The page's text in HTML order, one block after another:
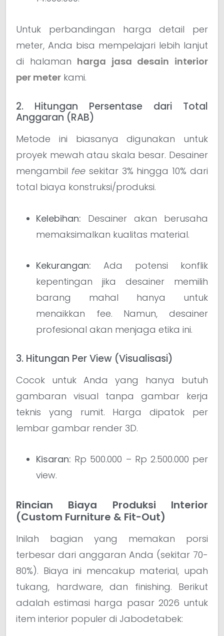
Untuk perbandingan harga detail per
meter, Anda bisa mempelajari lebih lanjut
di halaman harga jasa desain interior
per meter kami.
2. Hitungan Persentase dari Total
Anggaran (RAB)
Metode ini biasanya digunakan untuk
proyek mewah atau skala besar. Desainer
mengambil feesekitar 3% hingga 10% dari
total biaya konstruksi/produksi.
Kelebihan: Desainer akan berusaha
memaksimalkan kualitas material.
Kekurangan: Ada potensi konflik
kepentingan jika desainer memilih
barang mahal hanya untuk
menaikkan fee. Namun, desainer
profesional akan menjaga etika ini.
3. Hitungan Per View (Visualisasi)
Cocok untuk Anda yang hanya butuh
gambaran visual tanpa gambar kerja
teknis yang rumit. Harga dipatok per
lembar gambar render 3D.
Kisaran: Rp 500.000 – Rp 2.500.000 per
view.
Rincian Biaya Produksi Interior
(Custom Furniture & Fit-Out)
Inilah bagian yang memakan porsi
terbesar dari anggaran Anda (sekitar 70-
80%). Biaya ini mencakup material, upah
tukang, hardware, dan finishing. Berikut
adalah estimasi harga pasar 2026 untuk
item interior populer di Jabodetabek: